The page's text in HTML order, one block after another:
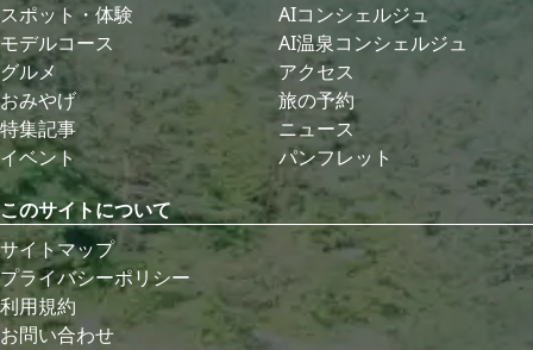
スポット・体験
モデルコース
グルメ
おみやげ
特集記事
イベント
AIコンシェルジュ
AI温泉コンシェルジュ
アクセス
旅の予約
ニュース
パンフレット
このサイトについて
サイトマップ
プライバシーポリシー
利用規約
お問い合わせ